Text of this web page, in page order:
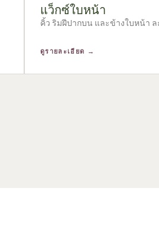
แว็กซ์ใบหน้า
คิ้ว ริมฝีปากบน และข้างใบหน้า ล
ดูรายละเอียด →